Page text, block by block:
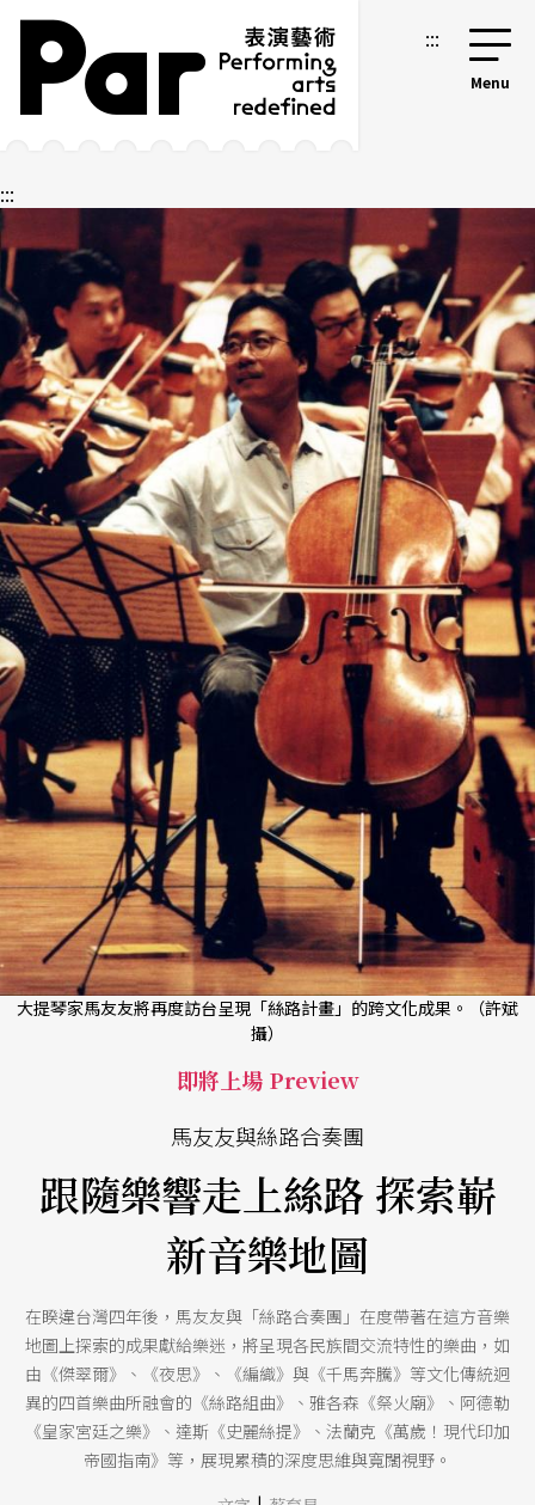
跳到主要內容區塊
網站導覽 :::
:::
大提琴家馬友友將再度訪台呈現「絲路計畫」的跨文化成果。（許斌
攝）
即將上場 Preview
馬友友與絲路合奏團
跟隨樂響走上絲路 探索嶄
新音樂地圖
在睽違台灣四年後，馬友友與「絲路合奏團」在度帶著在這方音樂
地圖上探索的成果獻給樂迷，將呈現各民族間交流特性的樂曲，如
由《傑翠爾》、《夜思》、《編織》與《千馬奔騰》等文化傳統迥
異的四首樂曲所融會的《絲路組曲》、雅各森《祭火廟》、阿德勒
《皇家宮廷之樂》、達斯《史麗絲提》、法蘭克《萬歲！現代印加
帝國指南》等，展現累積的深度思維與寬闊視野。